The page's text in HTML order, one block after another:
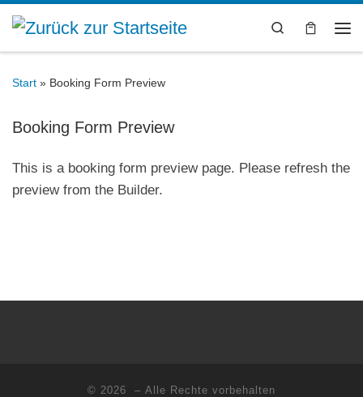
Zum Inhalt springen
Search
Start » Booking Form Preview
Booking Form Preview
This is a booking form preview page. Please refresh the
preview from the Builder.
© 2026 – Alle Rechte vorbehalten